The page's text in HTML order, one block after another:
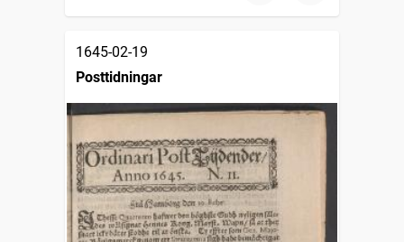
1645-02-19
Posttidningar